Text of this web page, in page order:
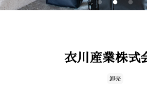
衣川産業株式
卸売